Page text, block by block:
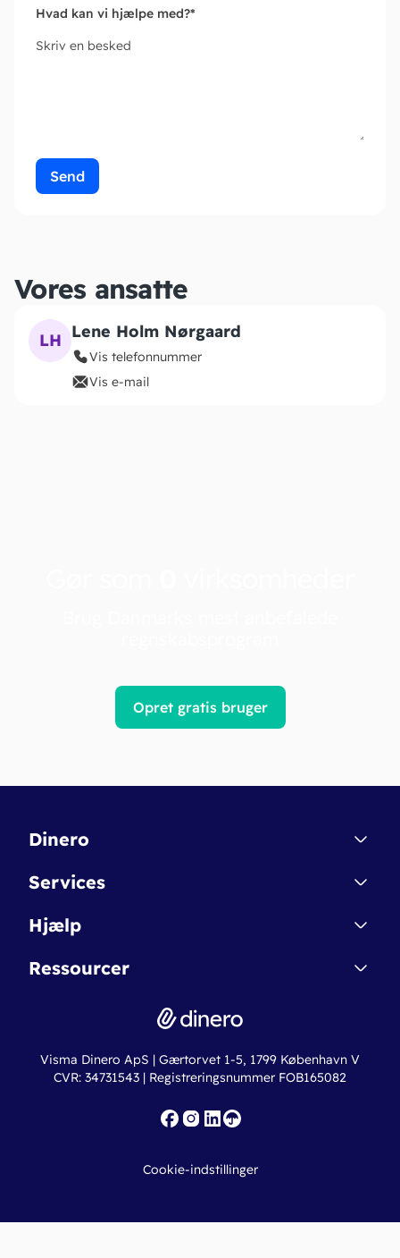
Hvad kan vi hjælpe med?*
Skriv en besked
Send
Vores ansatte
LH Lene Holm Nørgaard
Vis telefonnummer
Vis e-mail
Opret gratis bruger
Dinero
Kontakt
Betingelser & Sikkerhed
Nye funktioner
Services
Dinero Starter
Dinero Pro
Erhvervslån
Fakturaskabeloner
Hjælp
Regnskabsordbogen
Online regnskabskurser
Ressourcer
Ny virksomhed
Iværksætterlegat
Visma Dinero ApS | Gærtorvet 1-5, 1799 København V
CVR: 34731543 | Registreringsnummer FOB165082
Cookie-indstillinger